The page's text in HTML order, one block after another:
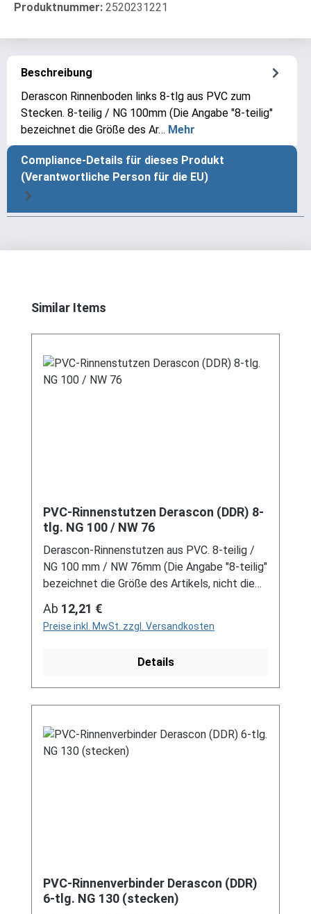
Produktnummer: 2520231221
Beschreibung
Derascon Rinnenboden links 8-tlg aus PVC zum
Stecken. 8-teilig / NG 100mm (Die Angabe "8-teilig"
bezeichnet die Größe des Ar… Mehr
Compliance-Details für dieses Produkt
(Verantwortliche Person für die EU)
Produktgalerie überspringen
Similar Items
PVC-Rinnenstutzen Derascon (DDR) 8-
tlg. NG 100 / NW 76
Derascon-Rinnenstutzen aus PVC. 8-teilig /
NG 100 mm / NW 76mm (Die Angabe "8-teilig"
bezeichnet die Größe des Artikels, nicht die
Stückzahl!) Für DDR-Dachrinne Es handelt
sich hierbei um Restbestände eines nicht
mehr produzierten DDR-
modernen Systemen nicht kompatibel ist. Bei
Schreiben Sie uns hierzu gerne über
unser Kontaktformular oder per E-Mail
Regulärer Preis:
Ab 12,21 €
Preise inkl. MwSt. zzgl. Versandkosten
Details
PVC-Rinnenverbinder Derascon (DDR)
6-tlg. NG 130 (stecken)